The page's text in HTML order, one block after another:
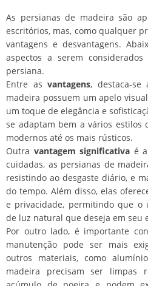
As persianas de madeira são
escritórios, mas, como qualquer
vantagens e desvantagens.
aspectos a serem
persiana.
Entre as vantagens, destaca-se
madeira possuem um apelo
um toque de elegância e
se adaptam bem a vários estilos
modernos até os mais rústicos.
Outra vantagem significativa é
cuidadas, as persianas de
resistindo ao desgaste diário, e
do tempo. Além disso, elas
e privacidade, permitindo que o
de luz natural que deseja em seu
Por outro lado, é importante
manutenção pode ser mais
outros materiais, como
madeira precisam ser limpas